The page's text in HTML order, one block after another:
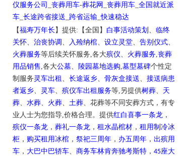
仪服务公司
丧葬用车-葬花网 丧葬用车 全国就近派
车 长途跨省接送 跨省运输 _快速稳达
【福寿万年长 】提供:【全国】 白事活动策划
临终
关怀
治丧协调 入殓纳棺 设立灵堂 告别仪式
火葬服务等后续关怀服务,各大殡仪 火葬服务 丧葬
用品销售 ,各大公墓 陵园墓地选购 墓型墓碑个性定
制服务 灵车出租 长途返乡 骨灰盒接送
接送病患
者返乡
灵车 殡仪车出租服务等,另提供树葬
天
葬
水葬 火葬 土葬 、花葬等不同安葬方式，有专
业人士为您指导,价格合理。提供红白喜事一条龙 ，
殡仪一条龙 ， 葬礼一条龙 ， 租水晶棺材 ， 租用制冷冰
柜 ， 购买租用冰棺 ， 祭祀三周年 ， 办五周年 ， 出殡用
车 ， 大巴中巴轿车 商务车林肯奔驰考斯特 ， 45座大